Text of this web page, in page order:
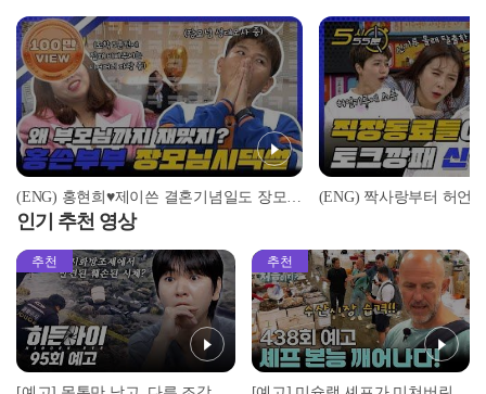
(ENG) 홍현희♥제이쓴 결혼기념일도 장모님과 함께..?! 가족까지 어나더 클라쓰인 유쾌한 장인장모님 SULL l #5시55분 l #비디오스타
인기 추천 영상
추천 추천